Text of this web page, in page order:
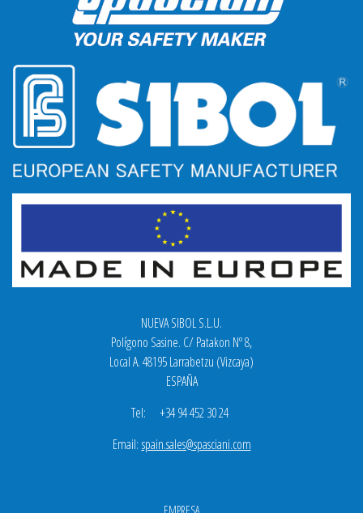
NUEVA SIBOL S.L.U.
Polígono Sasine. C/ Patakon Nº 8,
Local A. 48195 Larrabetzu (Vizcaya)
ESPAÑA
Tel: +34 94 452 30 24
Email: spain.sales@spasciani.com